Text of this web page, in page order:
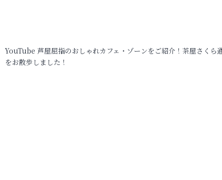
YouTube 芦屋屈指のおしゃれカフェ・ゾーンをご紹介！茶屋さくら
をお散歩しました！